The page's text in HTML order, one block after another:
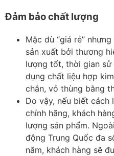
Đảm bảo chất lượng
Mặc dù “giá rẻ”
sản xuất bởi thương
lượng tốt, thời gian sử
dụng chất liệu hợp
chắn, vỏ thùng bằng
Do vậy, nếu biết cách
chính hãng, khách
lượng sản phẩm.
động Trung Quốc đa
năm, khách hàng sẽ